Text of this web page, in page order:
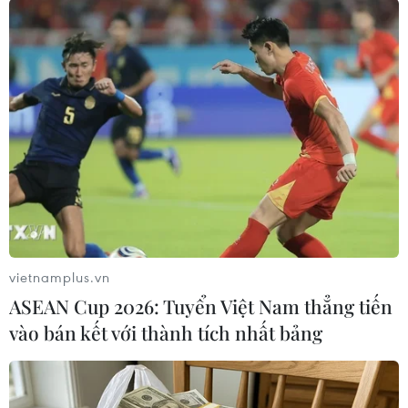
(Ảnh: Trọng Đạt/TTXVN)
(TTXVN/Vietnam+)
vietnamplus.vn
ASEAN Cup 2026: Tuyển Việt Nam thẳng tiến
vào bán kết với thành tích nhất bảng